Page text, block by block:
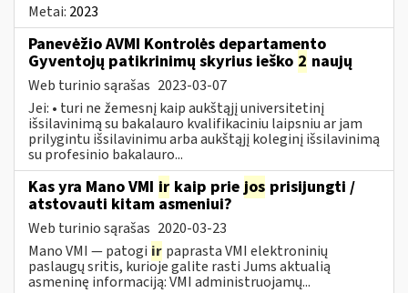
Metai: 2023
Panevėžio AVMI Kontrolės departamento
Gyventojų patikrinimų skyrius ieško 2 naujų
Web turinio sąrašas 2023-03-07
Jei: • turi ne žemesnį kaip aukštąjį universitetinį
išsilavinimą su bakalauro kvalifikaciniu laipsniu ar jam
prilygintu išsilavinimu arba aukštąjį koleginį išsilavinimą
su profesinio bakalauro...
Kas yra Mano VMI ir kaip prie jos prisijungti /
atstovauti kitam asmeniui?
Web turinio sąrašas 2020-03-23
Mano VMI — patogi ir paprasta VMI elektroninių
paslaugų sritis, kurioje galite rasti Jums aktualią
asmeninę informaciją: VMI administruojamų...